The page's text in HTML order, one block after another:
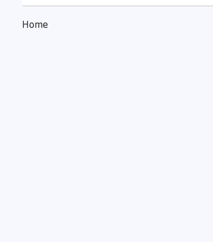
Home